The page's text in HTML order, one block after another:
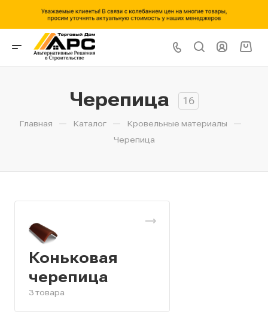
Черепица 16
Главная — Каталог — Кровельные материалы —
Черепица
Коньковая
черепица
3 товара